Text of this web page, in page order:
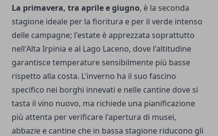
La primavera, tra aprile e giugno, è la seconda
stagione ideale per la fioritura e per il verde intenso
delle campagne; l'estate è apprezzata soprattutto
nell'Alta Irpinia e al Lago Laceno, dove l'altitudine
garantisce temperature sensibilmente più basse
rispetto alla costa. L'inverno ha il suo fascino
specifico nei borghi innevati e nelle cantine dove si
tasta il vino nuovo, ma richiede una pianificazione
più attenta per verificare l'apertura di musei,
abbazie e cantine che in bassa stagione riducono gli